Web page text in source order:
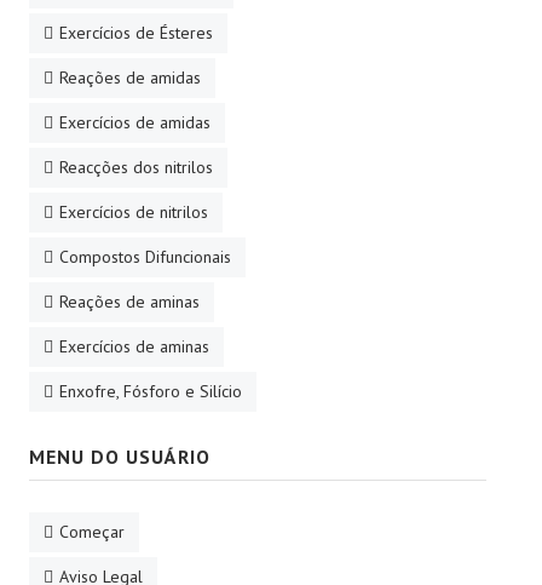
Exercícios de Ésteres
Reações de amidas
Exercícios de amidas
Reacções dos nitrilos
Exercícios de nitrilos
Compostos Difuncionais
Reações de aminas
Exercícios de aminas
Enxofre, Fósforo e Silício
MENU DO USUÁRIO
Começar
Aviso Legal